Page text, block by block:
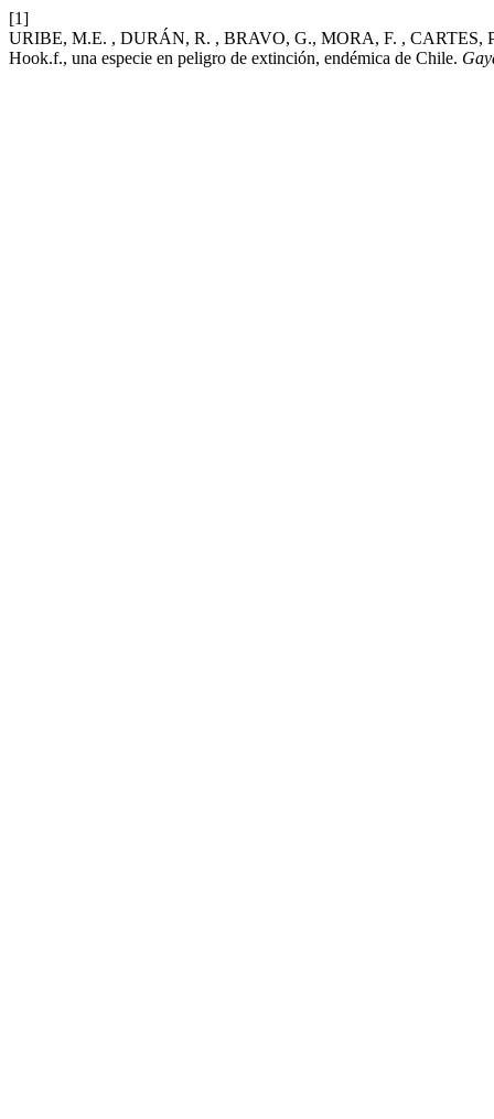
[1]
URIBE, M.E. , DURÁN, R. , BRAVO, G., MORA, F. , CARTES,
Hook.f., una especie en peligro de extinción, endémica de Chile.